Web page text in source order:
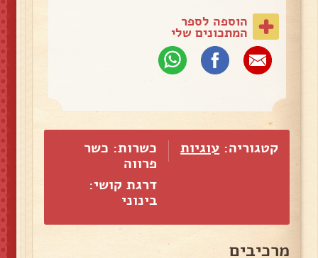
הוספה לספר
המתכונים שלי
קטגוריה: עוגיות
כשרות: כשר
פרווה
דרגת קושי:
בינוני
מרכיבים